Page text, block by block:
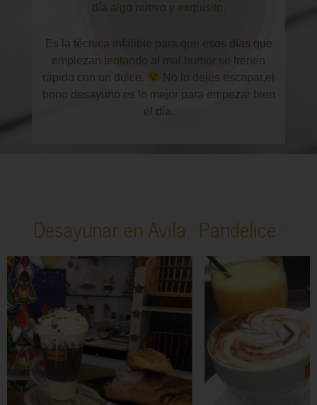
día algo nuevo y exquisito.
Es la técnica infalible para que esos días que
empiezan tentando al mal humor se frenen
rápido con un dulce.
No lo dejes escapar,el
bono desayuno es lo mejor para empezar bien
el día.
Desayunar en Avila · Pandelice ·